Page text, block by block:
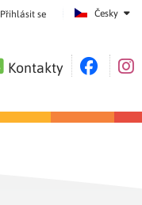
Česky
Přihlásit se
Kontakty